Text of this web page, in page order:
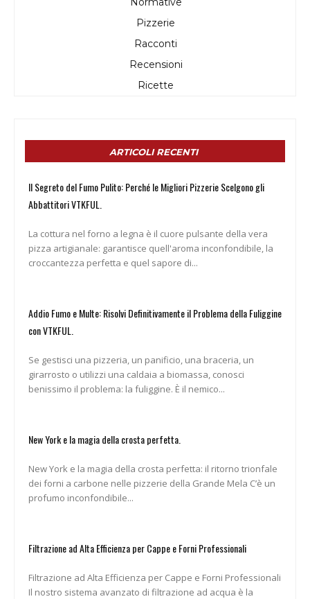
Pizzerie
Racconti
Recensioni
Ricette
ARTICOLI RECENTI
Il Segreto del Fumo Pulito: Perché le Migliori Pizzerie Scelgono gli
Abbattitori VTKFUL.
La cottura nel forno a legna è il cuore pulsante della vera
pizza artigianale: garantisce quell'aroma inconfondibile, la
croccantezza perfetta e quel sapore di...
Addio Fumo e Multe: Risolvi Definitivamente il Problema della Fuliggine
con VTKFUL.
Se gestisci una pizzeria, un panificio, una braceria, un
girarrosto o utilizzi una caldaia a biomassa, conosci
benissimo il problema: la fuliggine. È il nemico...
New York e la magia della crosta perfetta.
New York e la magia della crosta perfetta: il ritorno trionfale
dei forni a carbone nelle pizzerie della Grande Mela C’è un
profumo inconfondibile...
Filtrazione ad Alta Efficienza per Cappe e Forni Professionali
Filtrazione ad Alta Efficienza per Cappe e Forni Professionali
Il nostro sistema avanzato di filtrazione ad acqua è la